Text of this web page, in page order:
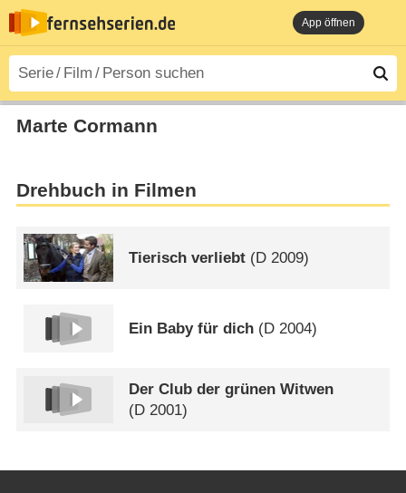
App öffnen
Marte Cormann
Drehbuch in Filmen
Tierisch verliebt (D 2009)
Ein Baby für dich (D 2004)
Der Club der grünen Witwen
(D 2001)